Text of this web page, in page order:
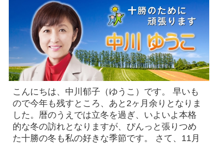
アクセス
プライバシーポリシー
お問い合わせ
こんにちは、中川郁子（ゆうこ）です。 早いも
ので今年も残すところ、あと2ヶ月余りとなりま
した。暦のうえでは立冬を過ぎ、いよいよ本格
的な冬の訪れとなりますが、ぴんっと張りつめ
た十勝の冬も私の好きな季節です。 さて、11月